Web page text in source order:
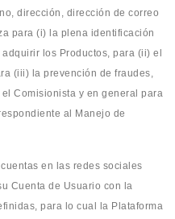
dirección, dirección de correo
para (i) la plena identificación
los Productos, para (ii) el
(iii) la prevención de fraudes,
Comisionista y en general para
al Manejo de
en las redes sociales
Cuenta de Usuario con la
para lo cual la Plataforma